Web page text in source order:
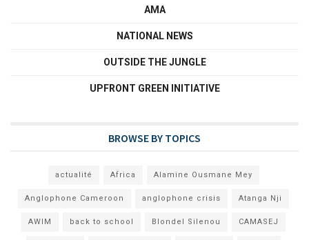
AMA
NATIONAL NEWS
OUTSIDE THE JUNGLE
UPFRONT GREEN INITIATIVE
BROWSE BY TOPICS
actualité Africa Alamine Ousmane Mey
Anglophone Cameroon anglophone crisis Atanga Nji
AWIM back to school Blondel Silenou CAMASEJ